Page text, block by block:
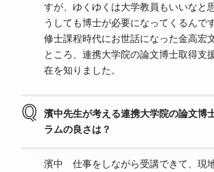
すが、ゆくゆくは大学教員もいいなと
うしても博士が必要になってくるんで
修士課程時代にお世話になった金高宏
ところ、連携大学院の論文博士取得支
在を知りました。
濱中先生が考える連携大学院の論文博
ラムの良さは？
濱中 仕事をしながら受講できて、現